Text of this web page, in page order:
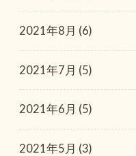
2021年8月 (6)
2021年7月 (5)
2021年6月 (5)
2021年5月 (3)